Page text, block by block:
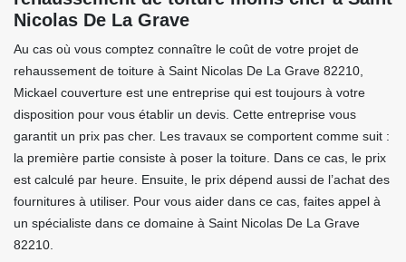
Nicolas De La Grave
Au cas où vous comptez connaître le coût de votre projet de
rehaussement de toiture à Saint Nicolas De La Grave 82210,
Mickael couverture est une entreprise qui est toujours à votre
disposition pour vous établir un devis. Cette entreprise vous
garantit un prix pas cher. Les travaux se comportent comme suit :
la première partie consiste à poser la toiture. Dans ce cas, le prix
est calculé par heure. Ensuite, le prix dépend aussi de l’achat des
fournitures à utiliser. Pour vous aider dans ce cas, faites appel à
un spécialiste dans ce domaine à Saint Nicolas De La Grave
82210.